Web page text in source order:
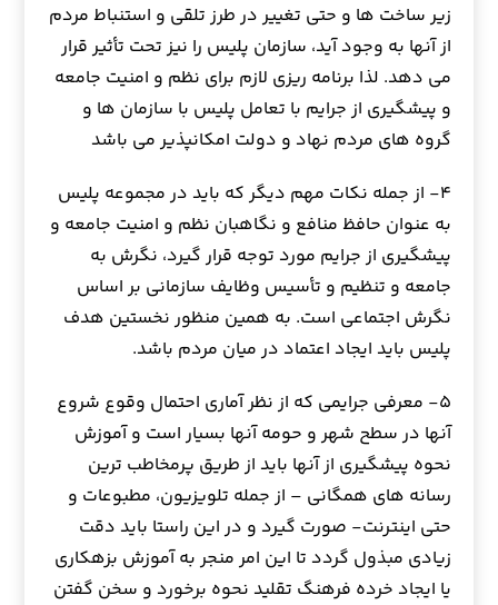
زير ساخت ها و حتي تغيير در طرز تلقي و استنباط مردم
از آنها به وجود آيد، سازمان پليس را نيز تحت تأثير قرار
مي دهد. لذا برنامه ريزي لازم براي نظم و امنيت جامعه
و پیشگیری از جرایم با تعامل پلیس با سازمان ها و
گروه های مردم نهاد و دولت امکانپذیر می باشد
۴- از جمله نكات مهم ديگر كه بايد در مجموعه پليس
به عنوان حافظ منافع و نگاهبان نظم و امنيت جامعه و
پیشگیری از جرایم مورد توجه قرار گيرد، نگرش به
جامعه و تنظيم و تأسيس وظايف سازماني بر اساس
نگرش اجتماعي است. به همين منظور نخستين هدف
پليس بايد ايجاد اعتماد در ميان مردم باشد.
۵- معرفی جرایمی که از نظر آماری احتمال وقوع شروع
آنها در سطح شهر و حومه آنها بسیار است و آموزش
نحوه پیشگیری از آنها باید از طریق پرمخاطب ترین
رسانه های همگانی – از جمله تلویزیون، مطبوعات و
حتی اینترنت- صورت گیرد و در این راستا باید دقت
زیادی مبذول گردد تا این امر منجر به آموزش بزهکاری
یا ایجاد خرده فرهنگ تقلید نحوه برخورد و سخن گفتن